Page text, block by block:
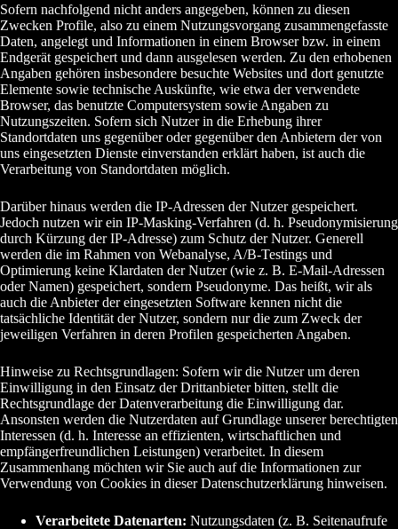
Sofern nachfolgend nicht anders angegeben, können zu diesen
Zwecken Profile, also zu einem Nutzungsvorgang zusammengefasste
Daten, angelegt und Informationen in einem Browser bzw. in einem
Endgerät gespeichert und dann ausgelesen werden. Zu den erhobenen
Angaben gehören insbesondere besuchte Websites und dort genutzte
Elemente sowie technische Auskünfte, wie etwa der verwendete
Browser, das benutzte Computersystem sowie Angaben zu
Nutzungszeiten. Sofern sich Nutzer in die Erhebung ihrer
Standortdaten uns gegenüber oder gegenüber den Anbietern der von
uns eingesetzten Dienste einverstanden erklärt haben, ist auch die
Verarbeitung von Standortdaten möglich.
Darüber hinaus werden die IP-Adressen der Nutzer gespeichert.
Jedoch nutzen wir ein IP-Masking-Verfahren (d. h. Pseudonymisierung
durch Kürzung der IP-Adresse) zum Schutz der Nutzer. Generell
werden die im Rahmen von Webanalyse, A/B-Testings und
Optimierung keine Klardaten der Nutzer (wie z. B. E-Mail-Adressen
oder Namen) gespeichert, sondern Pseudonyme. Das heißt, wir als
auch die Anbieter der eingesetzten Software kennen nicht die
tatsächliche Identität der Nutzer, sondern nur die zum Zweck der
jeweiligen Verfahren in deren Profilen gespeicherten Angaben.
Hinweise zu Rechtsgrundlagen: Sofern wir die Nutzer um deren
Einwilligung in den Einsatz der Drittanbieter bitten, stellt die
Rechtsgrundlage der Datenverarbeitung die Einwilligung dar.
Ansonsten werden die Nutzerdaten auf Grundlage unserer berechtigten
Interessen (d. h. Interesse an effizienten, wirtschaftlichen und
empfängerfreundlichen Leistungen) verarbeitet. In diesem
Zusammenhang möchten wir Sie auch auf die Informationen zur
Verwendung von Cookies in dieser Datenschutzerklärung hinweisen.
Verarbeitete Datenarten: Nutzungsdaten (z. B. Seitenaufrufe